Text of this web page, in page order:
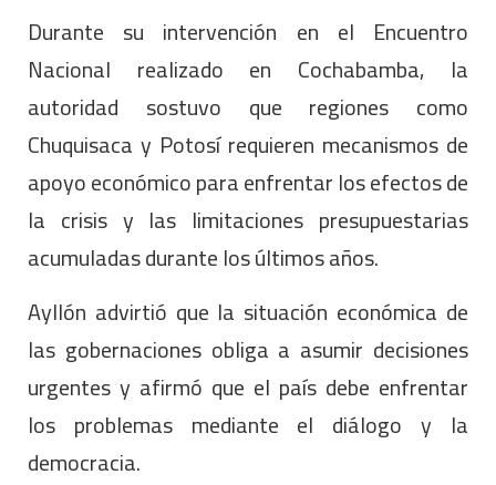
Durante su intervención en el Encuentro
Nacional realizado en Cochabamba, la
autoridad sostuvo que regiones como
Chuquisaca y Potosí requieren mecanismos de
apoyo económico para enfrentar los efectos de
la crisis y las limitaciones presupuestarias
acumuladas durante los últimos años.
Ayllón advirtió que la situación económica de
las gobernaciones obliga a asumir decisiones
urgentes y afirmó que el país debe enfrentar
los problemas mediante el diálogo y la
democracia.